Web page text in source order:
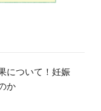
について！妊娠
か